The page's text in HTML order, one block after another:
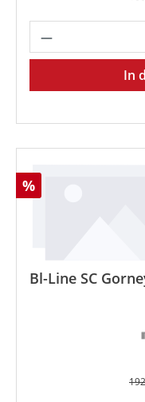
Produkt
In
Rabatt
%
Bl-Line SC